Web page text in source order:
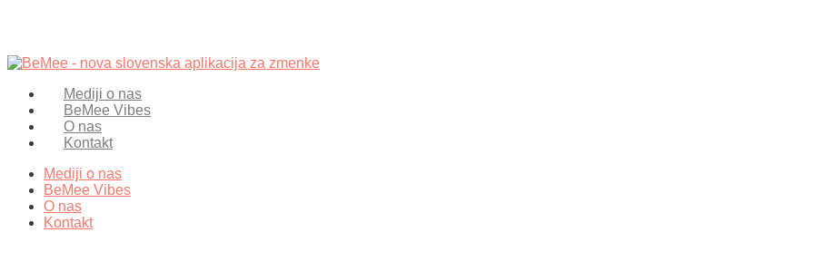
Mediji o nas
BeMee Vibes
O nas
Kontakt
Mediji o nas
BeMee Vibes
O nas
Kontakt